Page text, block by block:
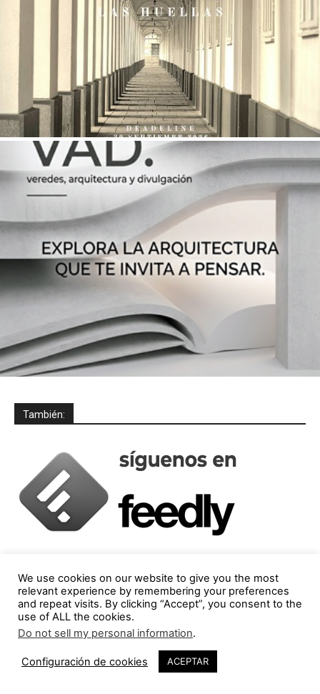
También:
Columnistas destacados
We use cookies on our website to give you the most
relevant experience by remembering your preferences
and repeat visits. By clicking “Accept”, you consent to the
use of ALL the cookies.
Do not sell my personal information.
Configuración de cookies ACEPTAR